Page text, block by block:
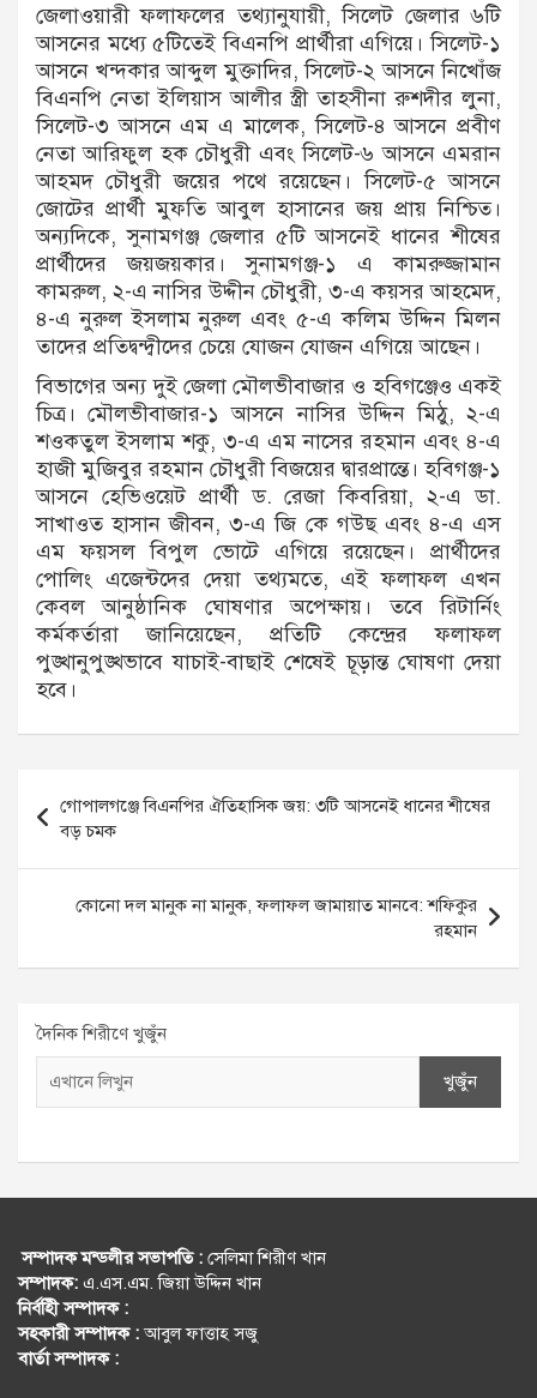
জেলাওয়ারী ফলাফলের তথ্যানুযায়ী, সিলেট জেলার ৬টি
আসনের মধ্যে ৫টিতেই বিএনপি প্রার্থীরা এগিয়ে। সিলেট-১
আসনে খন্দকার আব্দুল মুক্তাদির, সিলেট-২ আসনে নিখোঁজ
বিএনপি নেতা ইলিয়াস আলীর স্ত্রী তাহসীনা রুশদীর লুনা,
সিলেট-৩ আসনে এম এ মালেক, সিলেট-৪ আসনে প্রবীণ
নেতা আরিফুল হক চৌধুরী এবং সিলেট-৬ আসনে এমরান
আহমদ চৌধুরী জয়ের পথে রয়েছেন। সিলেট-৫ আসনে
জোটের প্রার্থী মুফতি আবুল হাসানের জয় প্রায় নিশ্চিত।
অন্যদিকে, সুনামগঞ্জ জেলার ৫টি আসনেই ধানের শীষের
প্রার্থীদের জয়জয়কার। সুনামগঞ্জ-১ এ কামরুজ্জামান
কামরুল, ২-এ নাসির উদ্দীন চৌধুরী, ৩-এ কয়সর আহমেদ,
৪-এ নুরুল ইসলাম নুরুল এবং ৫-এ কলিম উদ্দিন মিলন
তাদের প্রতিদ্বন্দ্বীদের চেয়ে যোজন যোজন এগিয়ে আছেন।
বিভাগের অন্য দুই জেলা মৌলভীবাজার ও হবিগঞ্জেও একই
চিত্র। মৌলভীবাজার-১ আসনে নাসির উদ্দিন মিঠু, ২-এ
শওকতুল ইসলাম শকু, ৩-এ এম নাসের রহমান এবং ৪-এ
হাজী মুজিবুর রহমান চৌধুরী বিজয়ের দ্বারপ্রান্তে। হবিগঞ্জ-১
আসনে হেভিওয়েট প্রার্থী ড. রেজা কিবরিয়া, ২-এ ডা.
সাখাওত হাসান জীবন, ৩-এ জি কে গউছ এবং ৪-এ এস
এম ফয়সল বিপুল ভোটে এগিয়ে রয়েছেন। প্রার্থীদের
পোলিং এজেন্টদের দেয়া তথ্যমতে, এই ফলাফল এখন
কেবল আনুষ্ঠানিক ঘোষণার অপেক্ষায়। তবে রিটার্নিং
কর্মকর্তারা জানিয়েছেন, প্রতিটি কেন্দ্রের ফলাফল
পুঙ্খানুপুঙ্খভাবে যাচাই-বাছাই শেষেই চূড়ান্ত ঘোষণা দেয়া
হবে।
navigation
গোপালগঞ্জে বিএনপির ঐতিহাসিক জয়: ৩টি আসনেই ধানের শীষের
বড় চমক
কোনো দল মানুক না মানুক, ফলাফল জামায়াত মানবে: শফিকুর
রহমান
দৈনিক শিরীণে খুজুঁন
খুজুঁন
সম্পাদক মন্ডলীর সভাপতি : সেলিমা শিরীণ খান
সম্পাদক: এ.এস.এম. জিয়া উদ্দিন খান
নির্বহিী সম্পাদক :
সহকারী সম্পাদক :আবুল ফাত্তাহ সজু
বার্তা সম্পাদক :